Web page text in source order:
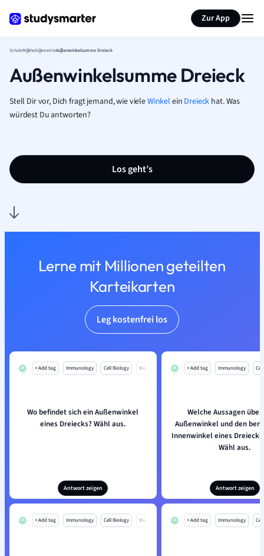
Zur App
SchuleMatheGeometrieAußenwinkelsumme Dreieck
Außenwinkelsumme Dreieck
Stell Dir vor, Dich fragt jemand, wie vieleWinkel ein Dreieck hat. Was
würdest Du antworten?
Los geht’s
Lerne mit Millionen geteilten
Karteikarten
Leg kostenfrei los
+ Add tag Immunology Cell Biology Mo
Wo befindet sich ein Außenwinkel
eines Dreiecks? Wähl aus.
Antwort zeigen
+ Add tag Immunology
Welche Aussagen
Außenwinkel und den
Innenwinkel eines
Wähl aus.
Antwort zeigen
+ Add tag Immunology Cell Biology Mo + Add tag Immunology
Seite zusammenfassen